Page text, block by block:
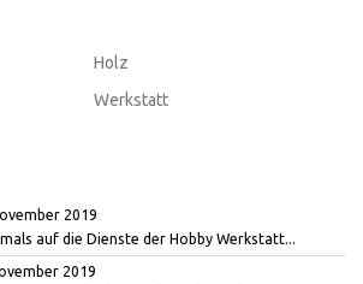
Holz
Werkstatt
2019
auf die Dienste der Hobby Werkstatt...
2019